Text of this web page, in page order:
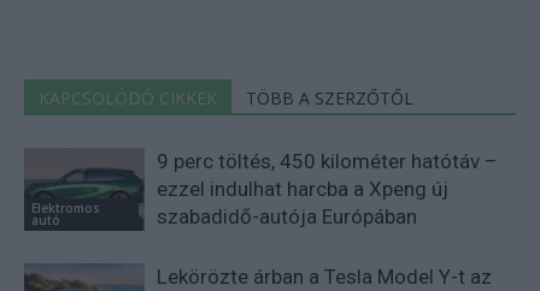
KAPCSOLÓDÓ CIKKEK TÖBB A SZERZŐTŐL
Elektromos
autó
9 perc töltés, 450 kilométer hatótáv –
ezzel indulhat harcba a Xpeng új
szabadidő-autója Európában
Lekörözte árban a Tesla Model Y-t az